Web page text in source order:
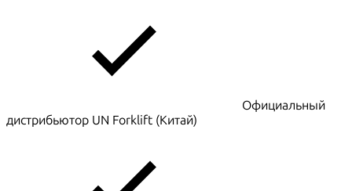
Официальный
дистрибьютор UN Forklift (Китай)